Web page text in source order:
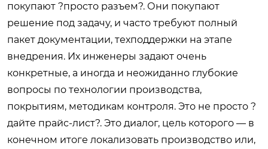
покупают ?просто разъем?. Они покупают
решение под задачу, и часто требуют полный
пакет документации, техподдержки на этапе
внедрения. Их инженеры задают очень
конкретные, а иногда и неожиданно глубокие
вопросы по технологии производства,
покрытиям, методикам контроля. Это не просто ?
дайте прайс-лист?. Это диалог, цель которого — в
конечном итоге локализовать производство или,